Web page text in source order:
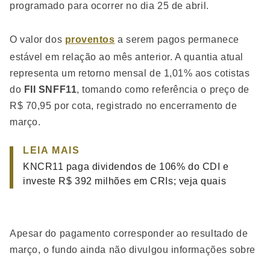
programado para ocorrer no dia 25 de abril.
O valor dos proventos a serem pagos permanece
estável em relação ao mês anterior. A quantia atual
representa um retorno mensal de 1,01% aos cotistas
do FII SNFF11, tomando como referência o preço de
R$ 70,95 por cota, registrado no encerramento de
março.
LEIA MAIS
KNCR11 paga dividendos de 106% do CDI e
investe R$ 392 milhões em CRIs; veja quais
Apesar do pagamento corresponder ao resultado de
março, o fundo ainda não divulgou informações sobre